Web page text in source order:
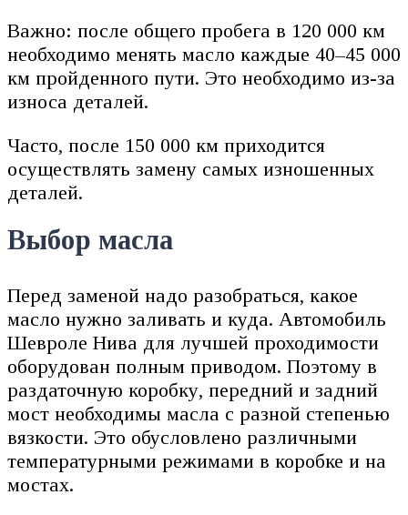
Важно: после общего пробега в 120 000 км
необходимо менять масло каждые 40–45 000
км пройденного пути. Это необходимо из-за
износа деталей.
Часто, после 150 000 км приходится
осуществлять замену самых изношенных
деталей.
Выбор масла
Перед заменой надо разобраться, какое
масло нужно заливать и куда. Автомобиль
Шевроле Нива для лучшей проходимости
оборудован полным приводом. Поэтому в
раздаточную коробку, передний и задний
мост необходимы масла с разной степенью
вязкости. Это обусловлено различными
температурными режимами в коробке и на
мостах.